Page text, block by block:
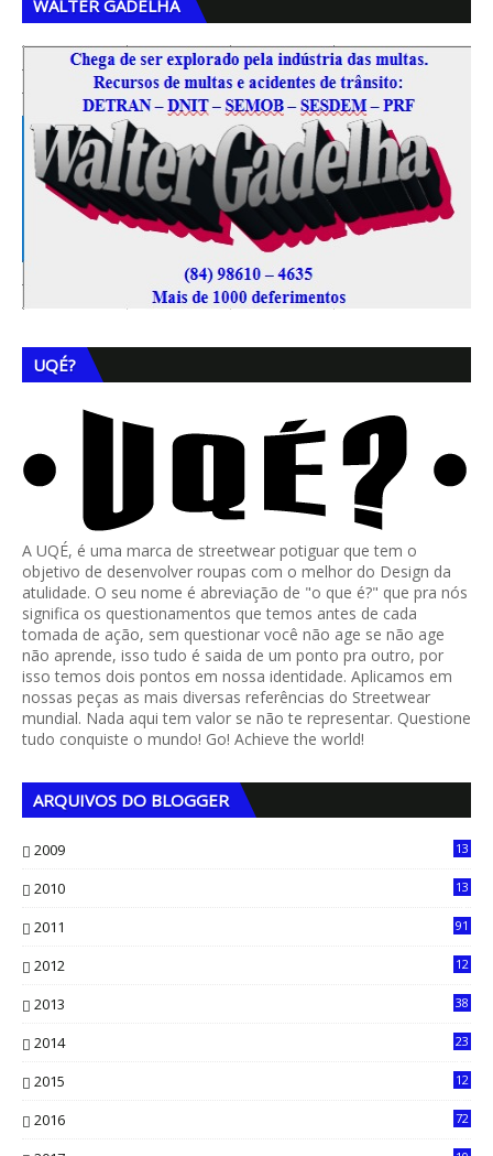
WALTER GADELHA
UQÉ?
A UQÉ, é uma marca de streetwear potiguar que tem o
objetivo de desenvolver roupas com o melhor do Design da
atulidade. O seu nome é abreviação de "o que é?" que pra nós
significa os questionamentos que temos antes de cada
tomada de ação, sem questionar você não age se não age
não aprende, isso tudo é saida de um ponto pra outro, por
isso temos dois pontos em nossa identidade. Aplicamos em
nossas peças as mais diversas referências do Streetwear
mundial. Nada aqui tem valor se não te representar. Questione
tudo conquiste o mundo! Go! Achieve the world!
ARQUIVOS DO BLOGGER
2009
13
2010
13
2011 91
2012
12
2013
38
2014
23
2015
12
2016
72